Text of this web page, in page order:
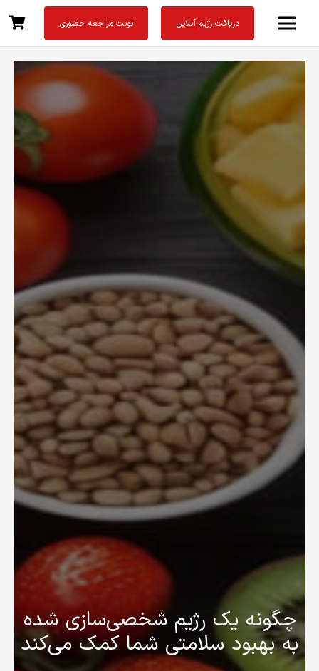
دریافت رژیم آنلاین نوبت مراجعه حضوری
چگونه یک رژیم شخصی‌سازی شده
به بهبود سلامتی شما کمک می‌کند